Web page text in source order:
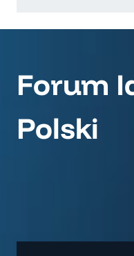
Forum
Polski